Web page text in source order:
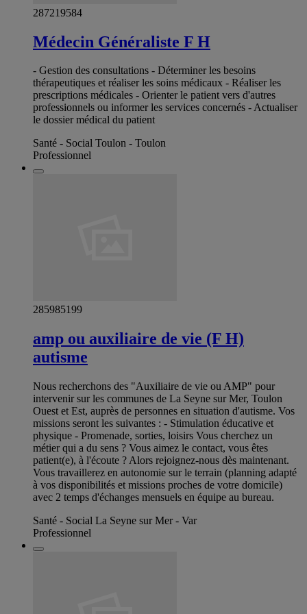
287219584
Médecin Généraliste F H
- Gestion des consultations - Déterminer les besoins
thérapeutiques et réaliser les soins médicaux - Réaliser les
prescriptions médicales - Orienter le patient vers d'autres
professionnels ou informer les services concernés - Actualiser
le dossier médical du patient
Santé - Social Toulon - Toulon
Professionnel
285985199
amp ou auxiliaire de vie (F H)
autisme
Nous recherchons des "Auxiliaire de vie ou AMP" pour
intervenir sur les communes de La Seyne sur Mer, Toulon
Ouest et Est, auprès de personnes en situation d'autisme. Vos
missions seront les suivantes : - Stimulation éducative et
physique - Promenade, sorties, loisirs Vous cherchez un
métier qui a du sens ? Vous aimez le contact, vous êtes
patient(e), à l'écoute ? Alors rejoignez-nous dès maintenant.
Vous travaillerez en autonomie sur le terrain (planning adapté
à vos disponibilités et missions proches de votre domicile)
avec 2 temps d'échanges mensuels en équipe au bureau.
Santé - Social La Seyne sur Mer - Var
Professionnel